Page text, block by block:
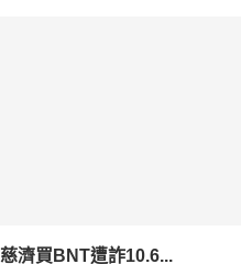
慈濟買BNT遭詐10.6...